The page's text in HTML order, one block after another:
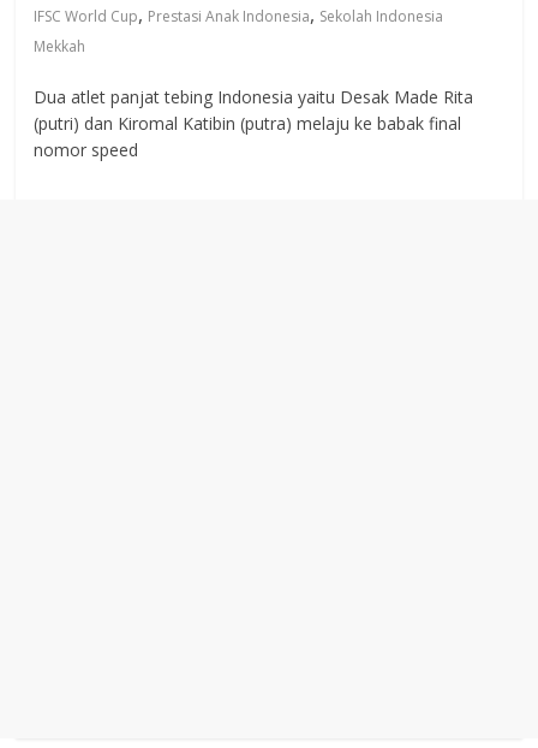
IFSC World Cup, Prestasi Anak Indonesia, Sekolah Indonesia
Mekkah
Dua atlet panjat tebing Indonesia yaitu Desak Made Rita
(putri) dan Kiromal Katibin (putra) melaju ke babak final
nomor speed